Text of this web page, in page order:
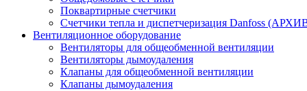
Поквартирные счетчики
Счетчики тепла и диспетчеризация Danfoss
Вентиляционное оборудование
Вентиляторы для общеобменной вентиляции
Вентиляторы дымоудаления
Клапаны для общеобменной вентиляции
Клапаны дымоудаления